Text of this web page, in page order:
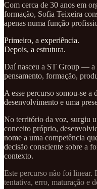
Com cerca de 30 anos em
formação, Sofia Teixeira
apenas numa função
Primeiro, a experiência.
Depois, a estrutura.
Daí nasceu a ST Group — a
pensamento, formação,
A esse percurso somou-se
desenvolvimento e uma
No território da voz, surgiu
conceito próprio,
nome a uma competência
decisão consciente sobre a
contexto.
Este percurso não foi linear.
tentativa, erro, maturação e